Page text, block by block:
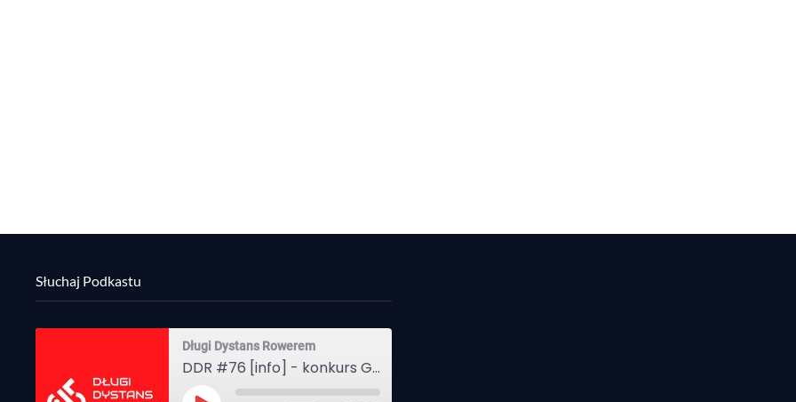
Słuchaj Podkastu
Długi Dystans Rowerem
DDR #76 [info] - konkurs Gravel Attack, Varmia Gravel, Bike Expo, Inspire India Ultra Race